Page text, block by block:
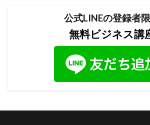
公式LINEの登録者
無料ビジネス講